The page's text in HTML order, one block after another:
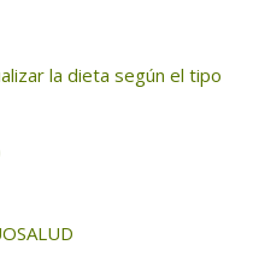
la dieta según el tipo